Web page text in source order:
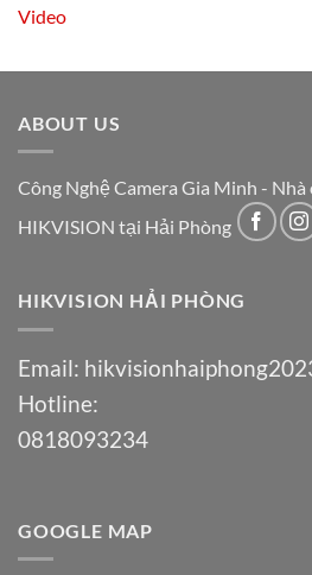
Video
ABOUT US
Công Nghệ Camera Gia Minh - Nhà
HIKVISION tại Hải Phòng
HIKVISION HẢI PHÒNG
Email:
Hotline:
0818093234
GOOGLE MAP